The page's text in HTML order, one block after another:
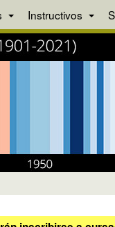
Instructivos